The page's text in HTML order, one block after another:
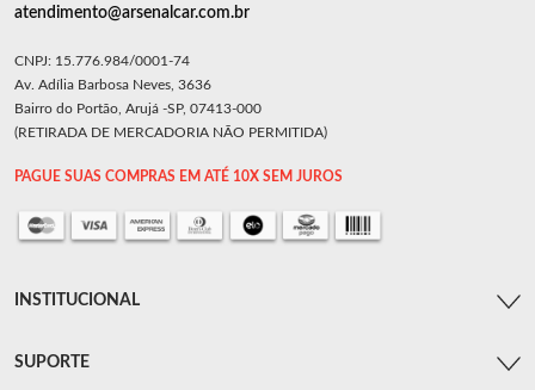
atendimento@arsenalcar.com.br
CNPJ: 15.776.984/0001-74
Av. Adília Barbosa Neves, 3636
Bairro do Portão, Arujá -SP, 07413-000
(RETIRADA DE MERCADORIA NÃO PERMITIDA)
PAGUE SUAS COMPRAS EM ATÉ 10X SEM JUROS
INSTITUCIONAL
SUPORTE